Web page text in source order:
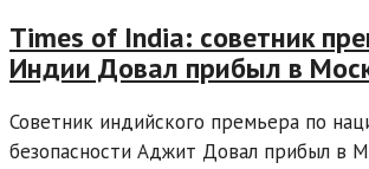
Times of India: советник
Индии Довал прибыл в
Советник индийского премьера по
безопасности Аджит Довал прибыл в